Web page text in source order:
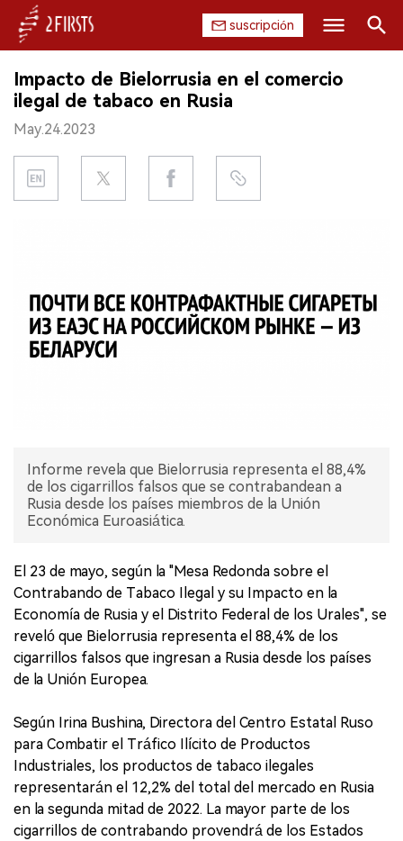
suscripción
INICIO
EMPRESA
PRODUCTO
DATOS
EXPOSICIÓN
Buscar
Impacto de Bielorrusia en el comercio
ilegal de tabaco en Rusia
May.24.2023
Informe revela que Bielorrusia representa el 88,4%
de los cigarrillos falsos que se contrabandean a
Rusia desde los países miembros de la Unión
Económica Euroasiática.
El 23 de mayo, según la "Mesa Redonda sobre el
Contrabando de Tabaco Ilegal y su Impacto en la
Economía de Rusia y el Distrito Federal de los Urales", se
reveló que Bielorrusia representa el 88,4% de los
cigarrillos falsos que ingresan a Rusia desde los países
de la Unión Europea.
Según Irina Bushina, Directora del Centro Estatal Ruso
para Combatir el Tráfico Ilícito de Productos
Industriales, los productos de tabaco ilegales
representarán el 12,2% del total del mercado en Rusia
en la segunda mitad de 2022. La mayor parte de los
cigarrillos de contrabando provendrá de los Estados